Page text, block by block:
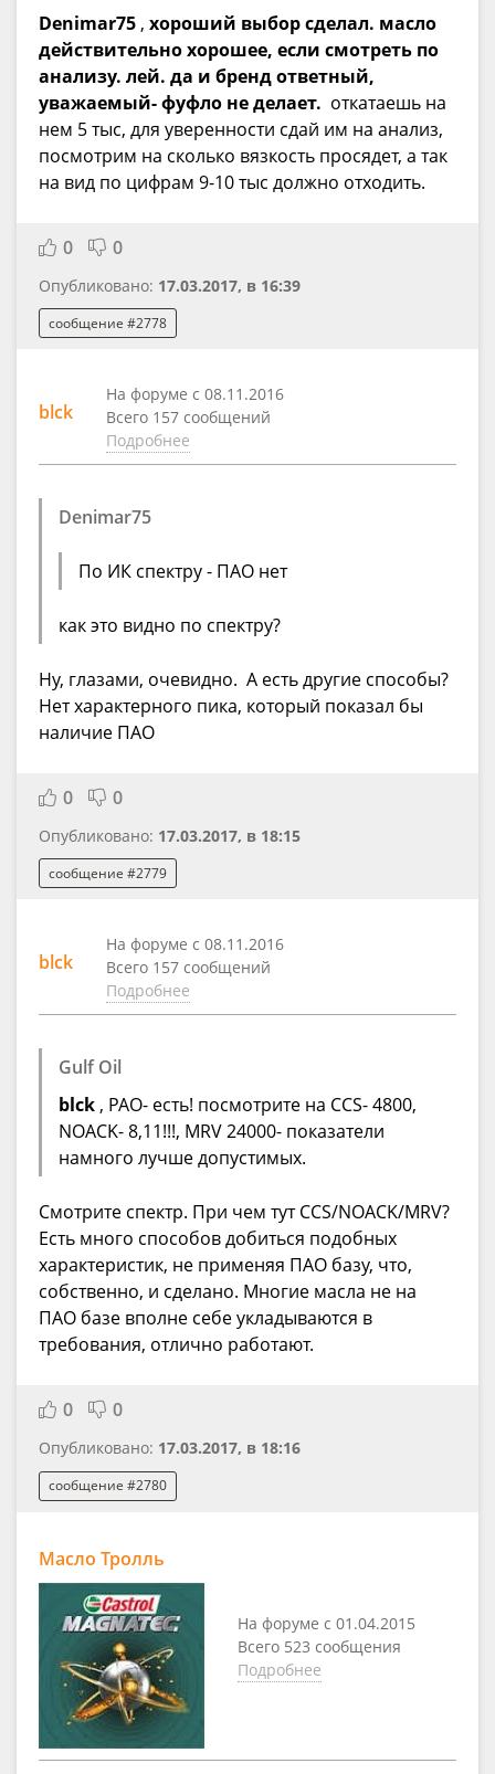
Denimar75 , хороший выбор сделал. масло
действительно хорошее, если смотреть по
анализу. лей. да и бренд ответный,
уважаемый- фуфло не делает. откатаешь на
нем 5 тыс, для уверенности сдай им на анализ,
посмотрим на сколько вязкость просядет, а так
на вид по цифрам 9-10 тыс должно отходить.
0 0
Опубликовано: 17.03.2017, в 16:39
сообщение #2778
blck
На форуме с 08.11.2016
Всего 157 сообщений
Подробнее
Denimar75
По ИК спектру - ПАО нет
как это видно по спектру?
Ну, глазами, очевидно. А есть другие способы?
Нет характерного пика, который показал бы
наличие ПАО
0 0
Опубликовано: 17.03.2017, в 18:15
сообщение #2779
blck
На форуме с 08.11.2016
Всего 157 сообщений
Подробнее
Gulf Oil
blck, PAO- есть! посмотрите на CCS- 4800,
NOACK- 8,11!!!, MRV 24000- показатели
намного лучше допустимых.
Смотрите спектр. При чем тут CCS/NOACK/MRV?
Есть много способов добиться подобных
характеристик, не применяя ПАО базу, что,
собственно, и сделано. Многие масла не на
ПАО базе вполне себе укладываются в
требования, отлично работают.
0 0
Опубликовано: 17.03.2017, в 18:16
сообщение #2780
Масло Тролль
На форуме с 01.04.2015
Всего 523 сообщения
Подробнее